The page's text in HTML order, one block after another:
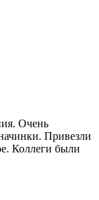
Очень
Привезли
Коллеги были